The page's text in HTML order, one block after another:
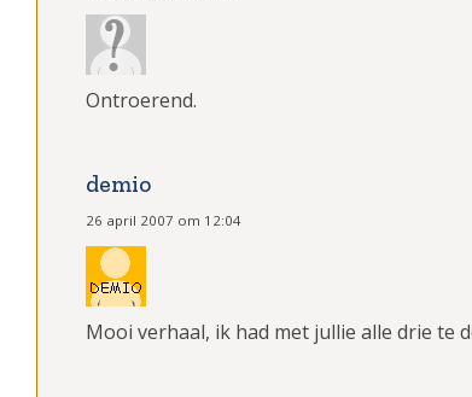
Ontroerend.
demio
26 april 2007 om 12:04
Mooi verhaal, ik had met jullie alle drie te